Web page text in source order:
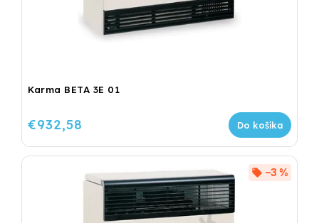
Karma BETA 3E 01
€932,58 Do košíka
–3 %